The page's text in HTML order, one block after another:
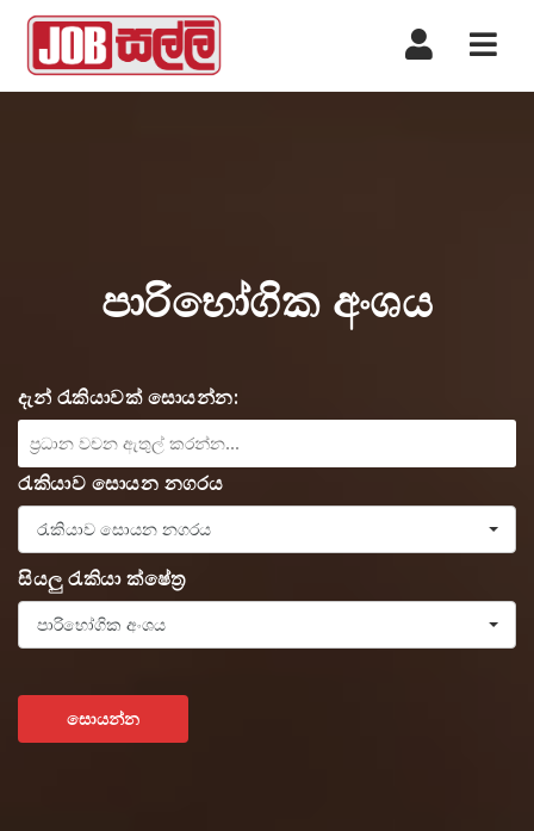
පාරිභෝගික අංශය
දැන් රැකියාවක් සොයන්න:
රැකියාව සොයන නගරය
රැකියාව සොයන නගරය
සියලු රැකියා ක්ෂේත්‍ර
පාරිභෝගික අංශය
සොයන්න